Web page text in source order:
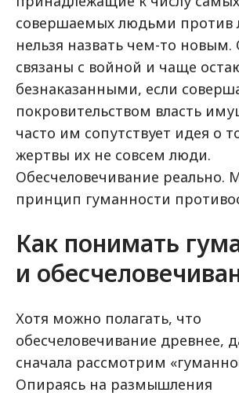
совершаемых людьми против
нельзя назвать чем-то
связаны с войной и чаще
безнаказанными, если
покровительством власть
часто им сопутствует идея о
жертвы их не совсем люди.
Обесчеловечивание реально.
принцип гуманности
Как понимать
и
Хотя можно полагать, что
обесчеловечивание древнее,
сначала рассмотрим
Опираясь на размышления